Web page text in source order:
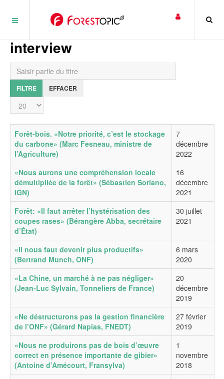
interview
Saisir partie du titre
FILTRE EFFACER
Affichage #
Titre Date de publication
Forêt-bois. «Notre priorité, c’est le stockage
du carbone» (Marc Fesneau, ministre de
l’Agriculture)
7
décembre
2022
«Nous aurons une compréhension locale
démultipliée de la forêt» (Sébastien Soriano,
IGN)
16
décembre
2021
Forêt: «Il faut arrêter l’hystérisation des
coupes rases» (Bérangère Abba, secrétaire
d’État)
30 juillet
2021
«Il nous faut devenir plus productifs»
(Bertrand Munch, ONF)
6 mars
2020
«La Chine, un marché à ne pas négliger»
(Jean-Luc Sylvain, Tonneliers de France)
20
décembre
2019
«Ne déstructurons pas la gestion financière
de l’ONF» (Gérard Napias, FNEDT)
27 février
2019
«Nous ne produirons pas de bois d’œuvre
correct en présence importante de gibier»
(Antoine d’Amécourt, Fransylva)
1
novembre
2018